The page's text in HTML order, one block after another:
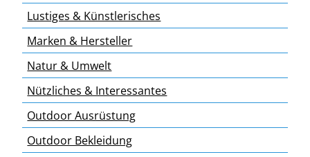
Lustiges & Künstlerisches
Marken & Hersteller
Natur & Umwelt
Nützliches & Interessantes
Outdoor Ausrüstung
Outdoor Bekleidung